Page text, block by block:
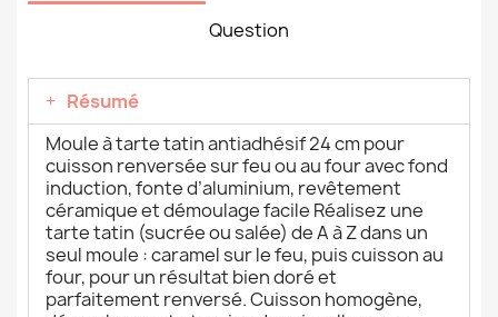
Question
Résumé
Moule à tarte tatin antiadhésif 24 cm pour
cuisson renversée sur feu ou au four avec fond
induction, fonte d’aluminium, revêtement
céramique et démoulage facile Réalisez une
tarte tatin (sucrée ou salée) de A à Z dans un
seul moule : caramel sur le feu, puis cuisson au
four, pour un résultat bien doré et
parfaitement renversé. Cuisson homogène,